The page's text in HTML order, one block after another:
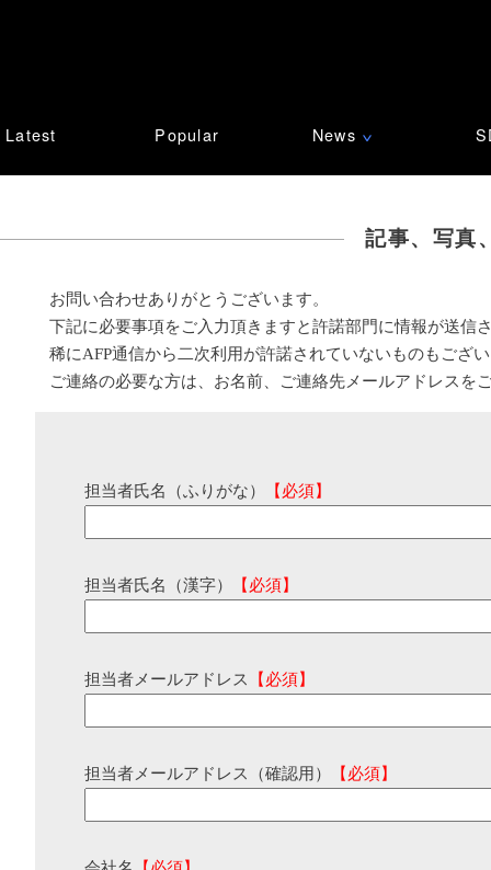
Latest Popular News ∨
記事、写真
お問い合わせありがとうございます。
下記に必要事項をご入力頂きますと許諾部門に情報が送信
稀にAFP通信から二次利用が許諾されていないものもござ
ご連絡の必要な方は、お名前、ご連絡先メールアドレスを
担当者氏名（ふりがな） 【必須】
担当者氏名（漢字） 【必須】
担当者メールアドレス 【必須】
担当者メールアドレス（確認用） 【必須】